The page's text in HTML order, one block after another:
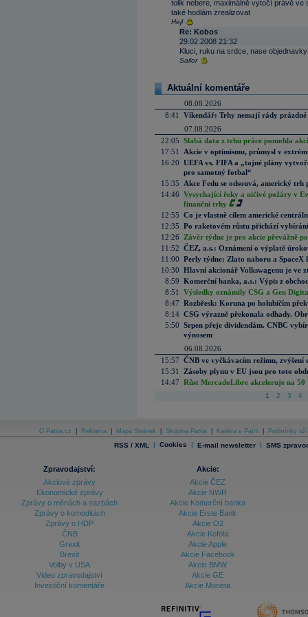
tolik nebere, maximálně vytočí právě ve
také hodlám zrealizovat
Hejl
Re: Kobos
29.02.2008 21:32
Kluci, ruku na srdce, nase
Sailor
Aktuální komentáře
08.08.2026
8:41
Víkendář: Trhy nemají rády prázdné
07.08.2026
22:05 Slabá data z trhu práce pomohla
17:51
Akcie v optimismu, průmysl v
16:20 UEFA vs. FIFA a „tajné plány
pro samotný fotbal“
15:35
Akce Fedu se odsouvá, americký
14:46 Vysychající řeky a ničivé požáry v
finanční trhy
12:55 Co je vlastně cílem americké
12:35 Po raketovém růstu přichází
12:26
Závěr týdne je pro akcie převážně
11:52 ČEZ, a.s.: Oznámení o výplatě
11:00 Perly týdne: Zlato nahoru a SpaceX
10:30 Hlavní akcionář Volkswagenu je ve
8:59 Komerční banka, a.s.: Výpis z
8:51
Výsledky oznámily CSG a Gen
8:47 Rozbřesk: Koruna po holubičím
8:14 CSG výrazně překonala odhady.
5:50 Srpen přeje dividendám. CNBC
výnosem
06.08.2026
15:57 ČNB ve vyčkávacím režimu, zvýšení
15:31
Zásoby plynu v EU jsou pro toto
14:47 Růst MercadoLibre akceleruje na
1 2 3 4
O Patria.cz Reklama Mapa Stránek Skupina Patria Kariéra v Patrii Podmínky
RSS / XML | Cookies | E-mail newsletter | SMS
Zpravodajství:
Akciové zprávy
Ekonomické zprávy
Zprávy o měnách a sazbách
Zprávy o komoditách
Zprávy o HDP
ČNB
Grexit
Brexit
Volby v USA
Video zpravodajství
Investiční komentáře
Akcie:
Akcie ČEZ
Akcie NWR
Akcie Komerční banka
Akcie Erste Bank
Akcie O2
Akcie Kofola
Akcie Apple
Akcie Facebook
Akcie BMW
Akcie GE
Akcie Moneta